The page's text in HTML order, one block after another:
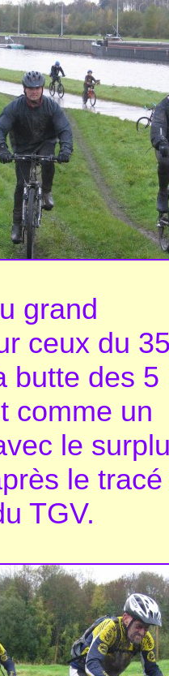
grand
ceux du
butte des 5
comme un
le
le tracé
TGV.